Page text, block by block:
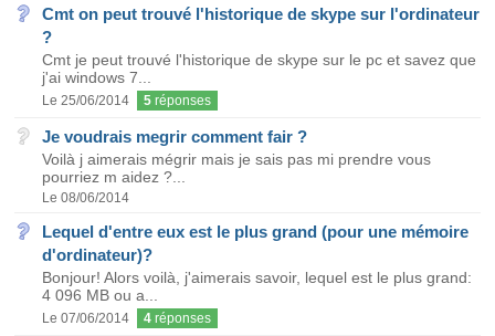
Cmt on peut trouvé l'historique de skype sur l'ordinateur
?
Cmt je peut trouvé l'historique de skype sur le pc et savez que
j'ai windows 7...
Le 25/06/2014 5 réponses
Je voudrais megrir comment fair ?
Voilà j aimerais mégrir mais je sais pas mi prendre vous
pourriez m aidez ?...
Le 08/06/2014
Lequel d'entre eux est le plus grand (pour une mémoire
d'ordinateur)?
Bonjour! Alors voilà, j'aimerais savoir, lequel est le plus grand:
4 096 MB ou a...
Le 07/06/2014 4 réponses